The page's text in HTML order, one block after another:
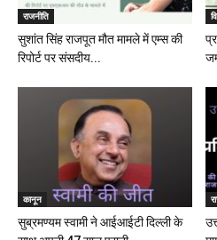
राजनीति
सुशांत सिंह राजपूत मौत मामले में एम्स की
रिपोर्ट पर संसदीय...
कानून
सुब्रमण्यम स्वामी ने आईआईटी दिल्ली के